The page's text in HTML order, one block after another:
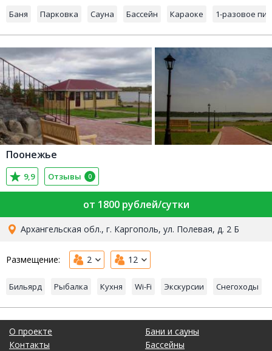
Баня Парковка Сауна Бассейн Караоке 1-разовое
Поонежье
9,9 Отзывы 0
от 1800 рублей/сутки
Архангельская обл., г. Каргополь, ул. Полевая, д. 2 Б
Размещение: 2 12
Бильярд Рыбалка Кухня Wi-Fi Экскурсии Снегоходы
О проекте
Контакты
Бани и сауны
Бассейны